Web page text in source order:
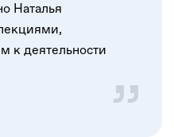
Наталья
к деятельности